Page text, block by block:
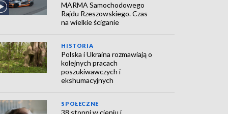
MARMA Samochodowego
Rajdu Rzeszowskiego. Czas
na wielkie ściganie
HISTORIA
Polska i Ukraina rozmawiają o
kolejnych pracach
poszukiwawczych i
ekshumacyjnych
SPOŁECZNE
38 stopni w cieniu i